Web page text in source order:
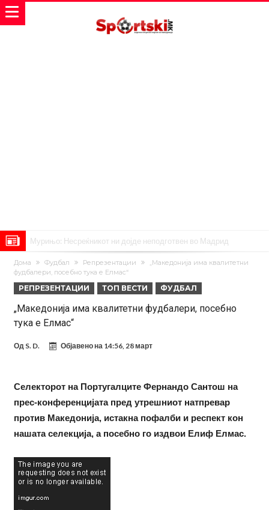
Мурињо: Несреќникот ни дојде неподготвен во Мадрид
Тетоважата на Габриел стана предмет на потсмев: Навивачите го
вметнаа Де Брујне и направија хит (Фото)
Бизарна тепачка која го запали интернетот: Познатиот тешкаш го
прифати најлудиот предизвик на кариерата – сам против
шестмина (Видео)
Меси, Нејмар и Суарез повторно заедно?!
Маркус Рашфорд повторно со Манчестер Јунајтед. Не е
заинтересиран за трансфер во Турција и Саудиска Арабија
Дарвин Нуњез на прагот на трансфер во Трабзонспор
Феран Торес се поблиску до трансфер во ПСЖ
Даниел Малдини повторно го смени клубот во Серија “А”
Дома Фудбал Репрезентации
„Македонија има квалитетни
фудбалери, посебно тука е Елмас“
РЕПРЕЗЕНТАЦИИ ТОП ВЕСТИ ФУДБАЛ
„Македонија има квалитетни фудбалери, посебно
тука е Елмас“
Од S. D. Објавено на 14:56, 28 март
Селекторот на Португалците Фернандо Сантош на
прес-конференцијата пред утрешниот натпревар
против Македонија, истакна пофалби и респект кон
нашата селекција, а посебно го издвои Елиф Елмас.